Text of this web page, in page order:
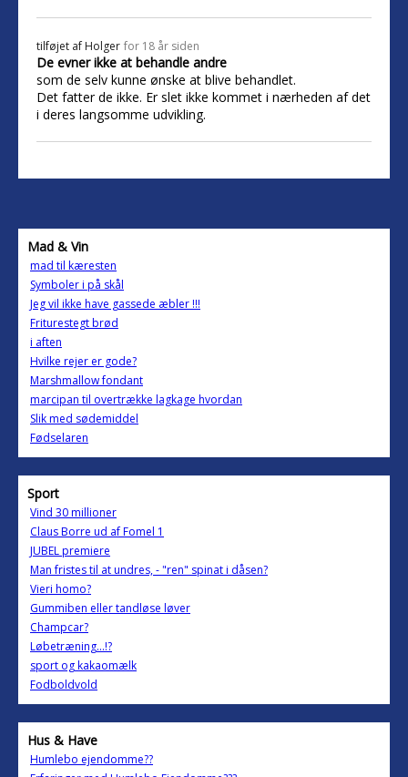
tilføjet af Holger for 18 år siden
De evner ikke at behandle andre
som de selv kunne ønske at blive behandlet.
Det fatter de ikke. Er slet ikke kommet i nærheden af det
i deres langsomme udvikling.
Mad & Vin
mad til kæresten
Symboler i på skål
Jeg vil ikke have gassede æbler !!!
Friturestegt brød
i aften
Hvilke rejer er gode?
Marshmallow fondant
marcipan til overtrække lagkage hvordan
Slik med sødemiddel
Fødselaren
Sport
Vind 30 millioner
Claus Borre ud af Fomel 1
JUBEL premiere
Man fristes til at undres, - "ren" spinat i dåsen?
Vieri homo?
Gummiben eller tandløse løver
Champcar?
Løbetræning...!?
sport og kakaomælk
Fodboldvold
Hus & Have
Humlebo ejendomme??